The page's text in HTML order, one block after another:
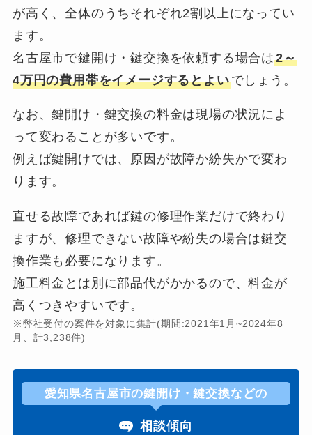
が高く、全体のうちそれぞれ2割以上になってい
ます。
名古屋市で鍵開け・鍵交換を依頼する場合は2～
4万円の費用帯をイメージするとよいでしょう。
なお、鍵開け・鍵交換の料金は現場の状況によ
って変わることが多いです。
例えば鍵開けでは、原因が故障か紛失かで変わ
ります。
直せる故障であれば鍵の修理作業だけで終わり
ますが、修理できない故障や紛失の場合は鍵交
換作業も必要になります。
施工料金とは別に部品代がかかるので、料金が
高くつきやすいです。
※弊社受付の案件を対象に集計(期間:2021年1月~2024年8
月、計3,238件)
愛知県名古屋市の鍵開け・鍵交換などの
相談傾向